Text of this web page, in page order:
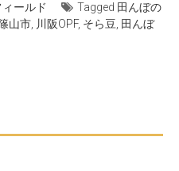
ールド Tagged 田んぼの
山市 川阪OPF, そら豆 田んぼ